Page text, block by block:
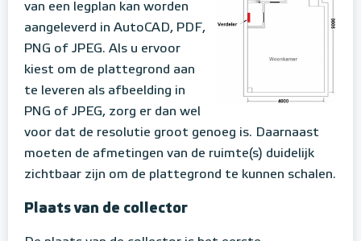
van een legplan kan worden
aangeleverd in AutoCAD, PDF,
PNG of JPEG. Als u ervoor
kiest om de plattegrond aan
te leveren als afbeelding in
PNG of JPEG, zorg er dan wel
voor dat de resolutie groot genoeg is. Daarnaast
moeten de afmetingen van de ruimte(s) duidelijk
zichtbaar zijn om de plattegrond te kunnen schalen.
Plaats van de collector